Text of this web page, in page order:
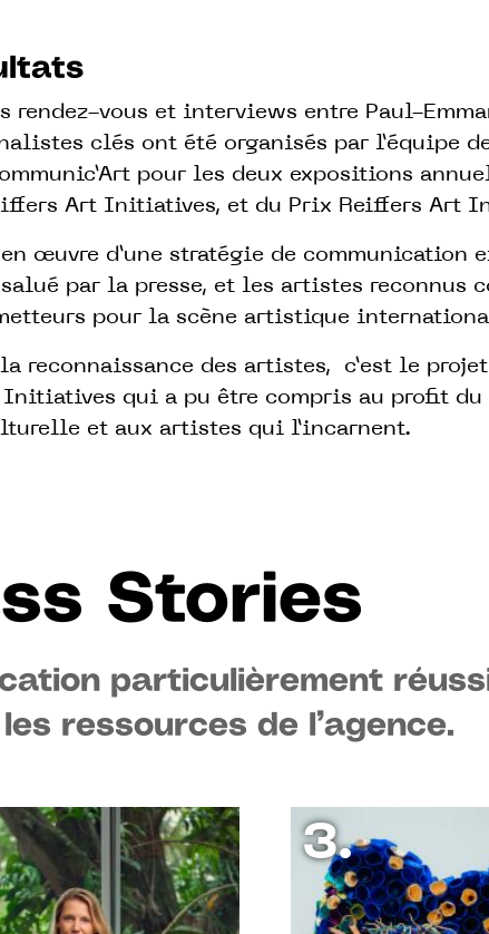
rendez-vous et interviews entre Paul-
clés ont été organisés par l’équipe
pour les deux expositions
Art Initiatives, et du Prix Reiffers Art
œuvre d’une stratégie de communication
par la presse, et les artistes reconnus
pour la scène artistique
reconnaissance des artistes, c’est le
Initiatives qui a pu être compris au profit
et aux artistes qui l’incarnent.
Stories
particulièrement
ressources de l’agence.
3.